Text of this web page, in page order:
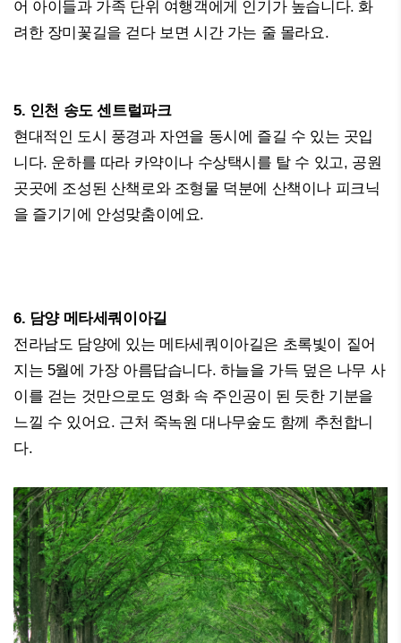
어 아이들과 가족 단위 여행객에게 인기가 높습니다. 화
려한 장미꽃길을 걷다 보면 시간 가는 줄 몰라요.
5. 인천 송도 센트럴파크
현대적인 도시 풍경과 자연을 동시에 즐길 수 있는 곳입
니다. 운하를 따라 카약이나 수상택시를 탈 수 있고, 공원
곳곳에 조성된 산책로와 조형물 덕분에 산책이나 피크닉
을 즐기기에 안성맞춤이에요.
6. 담양 메타세쿼이아길
전라남도 담양에 있는 메타세쿼이아길은 초록빛이 짙어
지는 5월에 가장 아름답습니다. 하늘을 가득 덮은 나무 사
이를 걷는 것만으로도 영화 속 주인공이 된 듯한 기분을
느낄 수 있어요. 근처 죽녹원 대나무숲도 함께 추천합니
다.